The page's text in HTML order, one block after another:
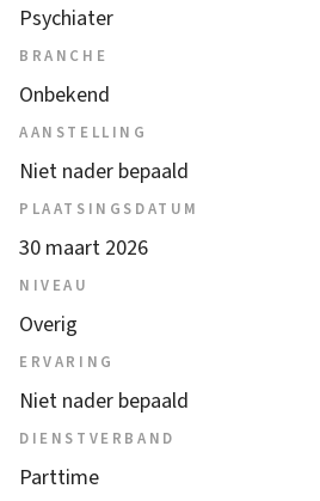
Psychiater
BRANCHE
Onbekend
AANSTELLING
Niet nader bepaald
PLAATSINGSDATUM
30 maart 2026
NIVEAU
Overig
ERVARING
Niet nader bepaald
DIENSTVERBAND
Parttime